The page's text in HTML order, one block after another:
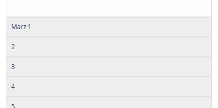
März 1
2
3
4